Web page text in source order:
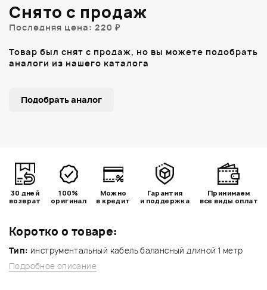
Коротко о товаре:
Тип: инструментальный кабель балансный длиной 1 метр
Подробное описание
Снято с продаж
Последняя цена: 220 ₽
Товар был снят с продаж, но вы можете подобрать
аналоги из нашего каталога
Подобрать аналог
30 дней
возврат
100%
оригинал
Можно
в кредит
Гарантия
и поддержка
Принимаем
все виды оплат